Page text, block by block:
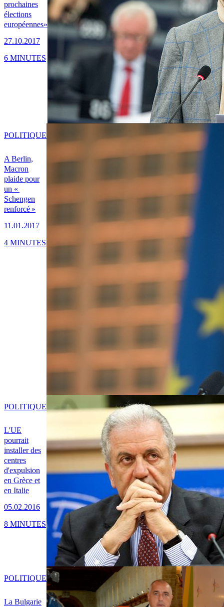
prochaines
élections
européennes»
27.10.2017
6 MINUTES
A Berlin,
Macron
plaide pour
un «
Schengen
renforcé »
11.01.2017
POLITIQUE
4 MINUTES
L'UE
pourrait
installer des
centres
d'expulsion
en Grèce et
en Italie
05.02.2016
POLITIQUE
8 MINUTES
La Bulgarie
POLITIQUE